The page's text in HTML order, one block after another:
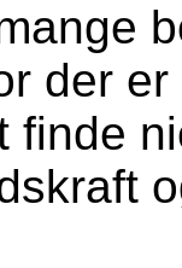
der
finde